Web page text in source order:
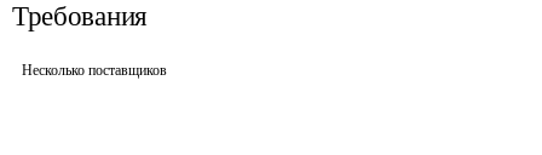
Требования
Несколько поставщиков